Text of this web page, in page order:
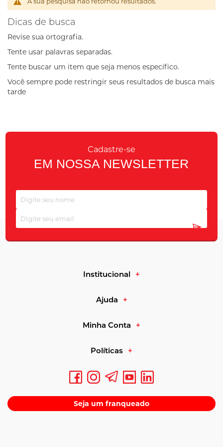
Dicas de busca
Revise sua ortografia.
Tente usar palavras separadas.
Tente buscar um item que seja menos específico.
Você sempre pode restringir seus resultados de busca mais
tarde
Cadastre-se
EM NOSSA NEWSLETTER
Institucional
Ajuda
Minha Conta
Políticas
Seja um franqueado